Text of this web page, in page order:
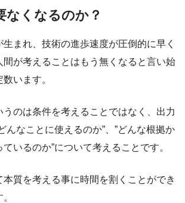
なくなるのか？
生まれ、技術の進歩速度が圧倒的に早く
間が考えることはもう無くなると言い始
います。
のは条件を考えることではなく、出力
んなことに使えるのか”、”どんな根拠か
いるのか”について考えることです。
本質を考える事に時間を割くことができ